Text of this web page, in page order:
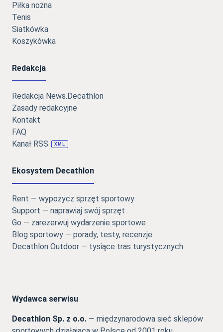
Piłka nożna
Tenis
Siatkówka
Koszykówka
Redakcja
Redakcja News.Decathlon
Zasady redakcyjne
Kontakt
FAQ
Kanał RSS
XML
Ekosystem Decathlon
Rent — wypożycz sprzęt sportowy
Support — naprawiaj swój sprzęt
Go — zarezerwuj wydarzenie sportowe
Blog sportowy — porady, testy, recenzje
Decathlon Outdoor — tysiące tras turystycznych
Wydawca serwisu
Decathlon Sp. z o.o. — międzynarodowa sieć sklepów